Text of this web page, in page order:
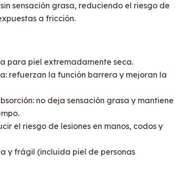
sensación grasa, reduciendo el riesgo de
a fricción.
para piel extremadamente seca.
refuerzan la función barrera y mejoran la
no deja sensación grasa y mantiene
el riesgo de lesiones en manos, codos y
y frágil (incluida piel de personas